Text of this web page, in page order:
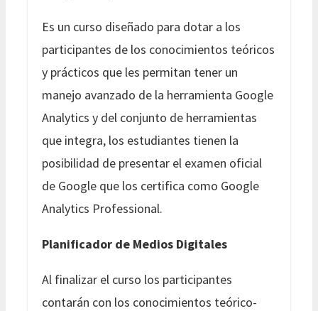
Es un curso diseñado para dotar a los
participantes de los conocimientos teóricos
y prácticos que les permitan tener un
manejo avanzado de la herramienta Google
Analytics y del conjunto de herramientas
que integra, los estudiantes tienen la
posibilidad de presentar el examen oficial
de Google que los certifica como Google
Analytics Professional.
Planificador de Medios Digitales
Al finalizar el curso los participantes
contarán con los conocimientos teórico-